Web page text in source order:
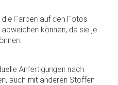
Farben auf den Fotos
können, da sie je
Anfertigungen nach
auch mit anderen Stoffen